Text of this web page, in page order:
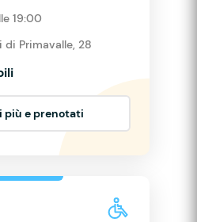
19:00
Primavalle, 28
più e prenotati